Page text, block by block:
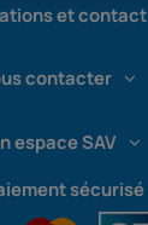
et contact
contacter
espace SAV
sécurisé